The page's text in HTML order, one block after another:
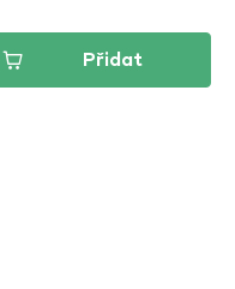
Přidat